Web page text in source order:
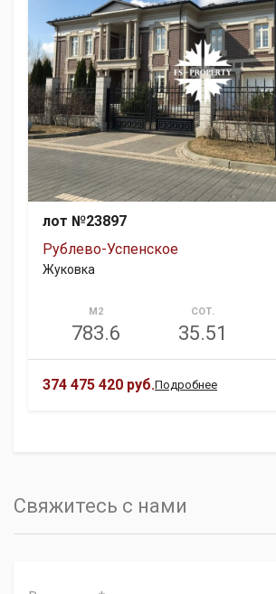
лот №23897
Рублево-Успенское
Жуковка
М2
783.6
СОТ.
35.51
374 475 420 руб.Подробнее
Свяжитесь с нами